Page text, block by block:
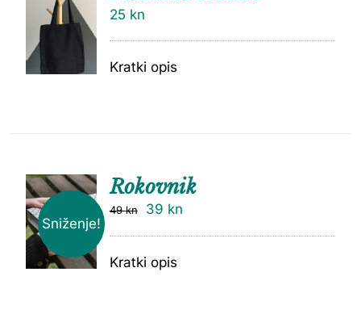
25 kn
Kratki opis
Sniženje!
DODAJ
Rokovnik
49kn 39 kn
Kratki opis